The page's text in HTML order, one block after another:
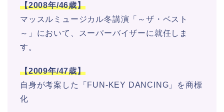
【2008年/46歳】
マッスルミュージカル冬講演「～ザ・ベスト
～」において、スーパーバイザーに就任しま
す。
【2009年/47歳】
自身が考案した「FUN-KEY DANCING」を商標
化